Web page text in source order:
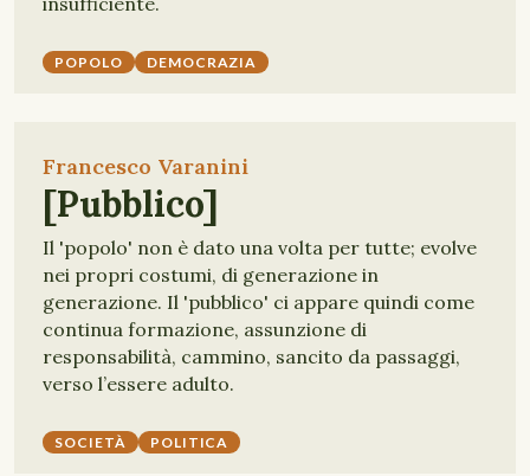
POPOLO DEMOCRAZIA
Francesco Varanini
[Pubblico]
Il 'popolo' non è dato una volta per tutte; evolve
nei propri costumi, di generazione in
generazione. Il 'pubblico' ci appare quindi come
continua formazione, assunzione di
responsabilità, cammino, sancito da passaggi,
verso l’essere adulto.
SOCIETÀ POLITICA